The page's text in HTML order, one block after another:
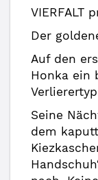
VIERFALT
Der
Auf den
Honka ein
Seine
dem